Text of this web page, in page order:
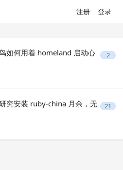
注册 登录
如何用着 homeland 启动心
2
究安装 ruby-china 月余，无
21